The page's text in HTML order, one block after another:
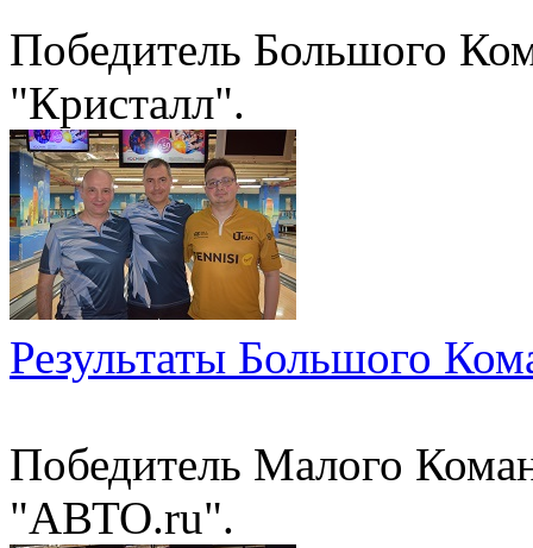
Победитель Большого
"Кристалл".
Результаты Большого
Победитель Малого
"АВТО.ru".